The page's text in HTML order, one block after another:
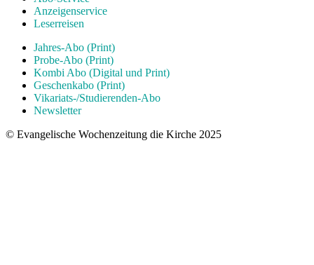
Anzeigenservice
Leserreisen
Jahres-Abo (Print)
Probe-Abo (Print)
Kombi Abo (Digital und Print)
Geschenkabo (Print)
Vikariats-/Studierenden-Abo
Newsletter
© Evangelische Wochenzeitung die Kirche 2025